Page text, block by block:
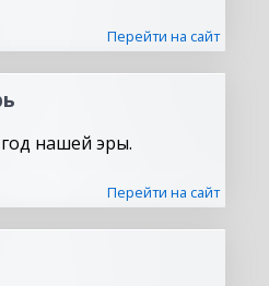
Перейти на сайт
нашей эры.
Перейти на сайт